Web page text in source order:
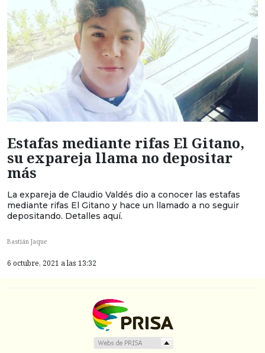
Estafas mediante rifas El Gitano,
su expareja llama no depositar
más
La expareja de Claudio Valdés dio a conocer las estafas
mediante rifas El Gitano y hace un llamado a no seguir
depositando. Detalles aquí.
Bastián Jaque
6 octubre, 2021 a las 13:32